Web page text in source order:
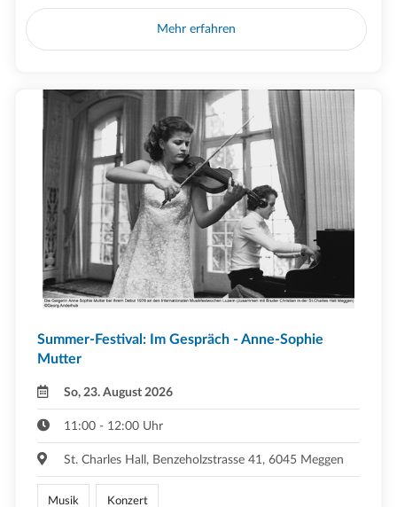
Mehr erfahren
Summer-Festival: Im Gespräch - Anne-Sophie
Mutter
So, 23. August 2026
11:00 - 12:00 Uhr
St. Charles Hall, Benzeholzstrasse 41, 6045 Meggen
Musik Konzert